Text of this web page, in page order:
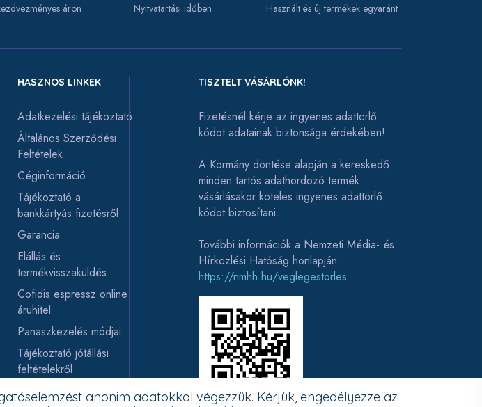
anonim adatokkal végezzük. Kérjük, engedélyezze az
áron Nyitvatartási időben Használt és új termékek egyaránt
HASZNOS LINKEK
Adatkezelési tájékoztató
Általános Szerződési
Feltételek
Céginformáció
Tájékoztató a
bankkártyás fizetésről
Garancia
Elállás és
termékvisszaküldés
Cofidis espressz online
áruhitel
Panaszkezelés módjai
Tájékoztató jótállási
feltételekről
Személyes adatok
TISZTELT VÁSÁRLÓNK!
Fizetésnél kérje az ingyenes adattörlő
kódot adatainak biztonsága érdekében!
A Kormány döntése alapján a kereskedő
minden tartós adathordozó termék
vásárlásakor köteles ingyenes adattörlő
kódot biztosítani.
További információk a Nemzeti Média- és
Hírközlési Hatóság honlapján:
https://nmhh.hu/veglegestorles